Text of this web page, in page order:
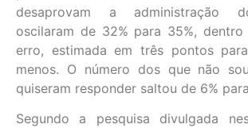
desaprovam a administração
oscilaram de 32% para 35%,
erro, estimada em três pontos
menos. O número dos que não
quiseram responder saltou de 6% para
Segundo a pesquisa divulgada